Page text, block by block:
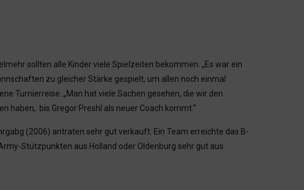
sollten alle Kinder viele Spielzeiten bekommen. „Es war ein
zu gleicher Stärke gespielt, um allen noch einmal
Turnierreise. „Man hat viele Sachen gesehen, die wir den
haben, bis Gregor Preshl als neuer Coach kommt.“
(2006) antraten sehr gut verkauft. Ein Team erreichte das B-
Stützpunkten aus Holland oder Oldenburg sehr gut aus.